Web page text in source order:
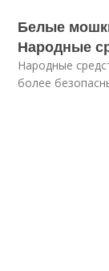
Белые
Народные
Народные
более